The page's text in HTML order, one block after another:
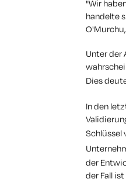
"Wir
handelte
Unter der
Dies
In den
Schlüssel
der
der Fall